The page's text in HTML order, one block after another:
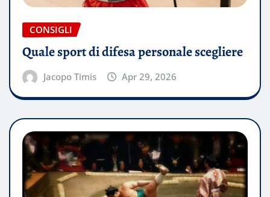
CONSIGLI
Quale sport di difesa personale scegliere
Jacopo Timis Apr 29, 2026